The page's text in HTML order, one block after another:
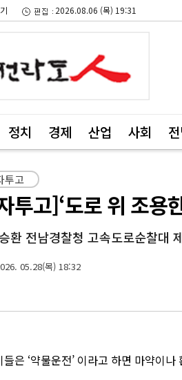
2026.08.06 (목) 19:31
정치 경제 산업 사회
투고
투고]‘도로 위 조용
환 전남경찰청 고속도로순찰대
05.28(목) 18:32
들은 ‘약물운전’ 이라고 하면 마약이